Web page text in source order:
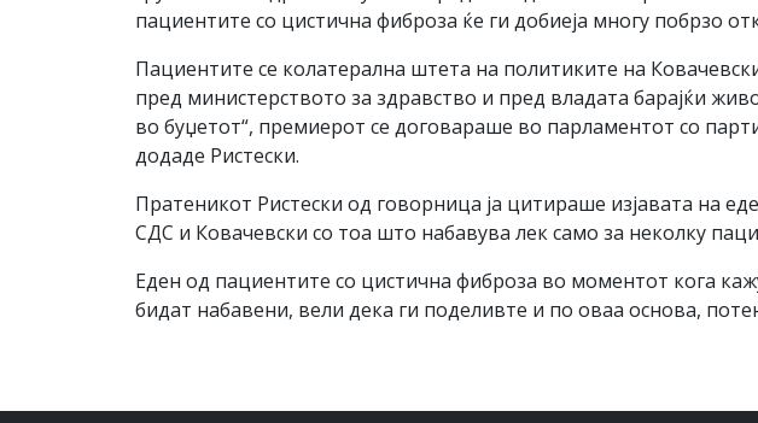
пациентите со цистична фиброза ќе ги добиеја многу побрзо
Пациентите се колатерална штета на политиките на
пред министерството за здравство и пред владата барајќи
во буџетот“, премиерот се договараше во парламентот со
додаде Ристески.
Пратеникот Ристески од говорница ја цитираше изјавата на
СДС и Ковачевски со тоа што набавува лек само за неколку
Еден од пациентите со цистична фиброза во моментот кога
бидат набавени, вели дека ги поделивте и по оваа основа,